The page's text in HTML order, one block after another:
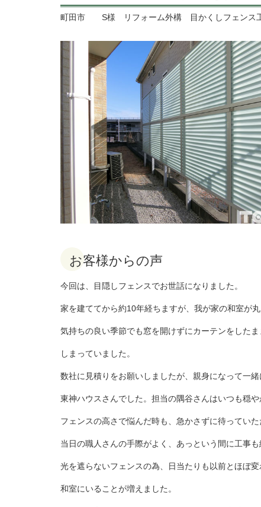
町田市 S様 リフォーム外構 目かくしフェンス
お客様からの声
今回は、目隠しフェンスでお世話になりました。
家を建ててから約10年経ちますが、我が家の和室が丸
気持ちの良い季節でも窓を開けずにカーテンをした
しまっていました。
数社に見積りをお願いしましたが、親身になって一
東神ハウスさんでした。担当の隅谷さんはいつも穏や
フェンスの高さで悩んだ時も、急かさずに待っていた
当日の職人さんの手際がよく、あっという間に工事も
光を遮らないフェンスの為、日当たりも以前とほぼ変
和室にいることが増えました。